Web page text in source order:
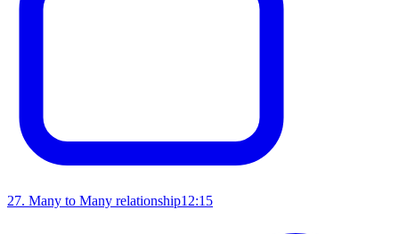
27. Many to Many relationship12:15